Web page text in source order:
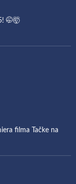
🤭🤯
filma Tačke na